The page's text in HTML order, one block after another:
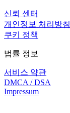
신뢰 센터
개인정보 처리방침
쿠키 정책
법률 정보
서비스 약관
DMCA / DSA
Impressum